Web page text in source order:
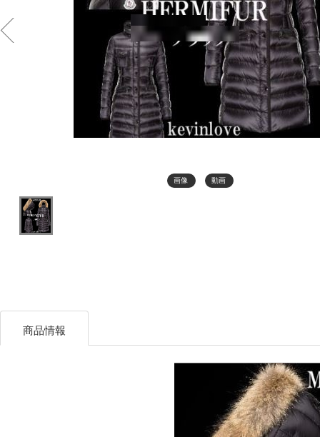
画像 動画
商品情報